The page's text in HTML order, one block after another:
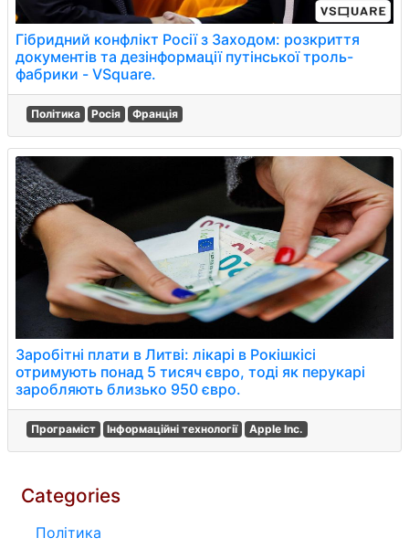
Гібридний конфлікт Росії з Заходом: розкриття
документів та дезінформації путінської троль-
фабрики - VSquare.
Політика Росія Франція
Заробітні плати в Литві: лікарі в Рокішкісі
отримують понад 5 тисяч євро, тоді як перукарі
заробляють близько 950 євро.
Програміст Інформаційні технології Apple Inc.
Categories
Політика